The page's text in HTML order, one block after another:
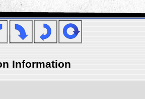
Information